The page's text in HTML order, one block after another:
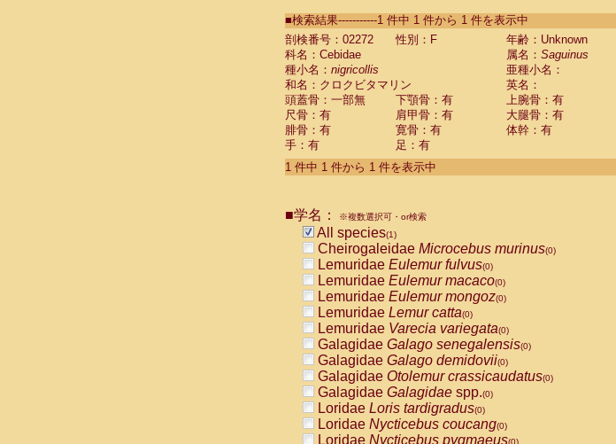
CebidaeSaguinus labiatus(0)
Cebidae Saguinus leucopus (0)
Cebidae
CebidaeSaguinus mystax
CebidaeSaguinus nigricollis (1)
Cebidae Saguinus oedipus
Cebidae Saguinus weddelli
Cebidae Saguinusspp.
Cebidae Aotus trivirgatus
Cebidae Cebus albifrons
CebidaeCebus nigrivittatus
CebidaeCebus
CebidaeSaimiri boliviensis(0)
CebidaeSaimiri sciureus(0)
AtelidaeAlouatta caraya(0)
AtelidaeAlouatta fusca(0)
AtelidaeAlouatta seniculus
AtelidaeAlouattaspp.(0)
AtelidaeAteles belzebuth(0)
AtelidaeAteles geoffroyi(0)
AtelidaeAteles paniscus(0)
AtelidaeAtelesspp.(0)
Atelidae Lagothrix lagothricha
AtelidaeLagothrix lagothricha cana
PitheciidaeCacajao calvus rubicundus
■検索結果-----------1 件中 1 件から 1 件を表示中
剖検番号：02272
性別：F
年齢：Unknown
科名：Cebidae
属名： Saguinus
種小名： nigricollis
亜種小名：
和名：クロクビタマリン
英名：
頭蓋骨：一部無
下顎骨：有 上腕骨：有
尺骨：有
肩甲骨：有 大腿骨：有
腓骨：有
寛骨：有
体幹：有
手：有
足：有
1 件中 1 件から 1 件を表示中
■学名： ※複数選択可・or検索
All species(1)
Cheirogaleidae Microcebus murinus(0)
Lemuridae Eulemur fulvus(0)
Lemuridae Eulemur macaco(0)
Lemuridae Eulemur mongoz(0)
Lemuridae Lemur catta(0)
Lemuridae Varecia variegata(0)
Galagidae Galago senegalensis(0)
Galagidae Galago demidovii(0)
Galagidae Otolemur crassicaudatus(0)
Galagidae Galagidae spp.(0)
Loridae Loris tardigradus(0)
Loridae Nycticebus coucang(0)
Loridae Nycticebus pygmaeus(0)